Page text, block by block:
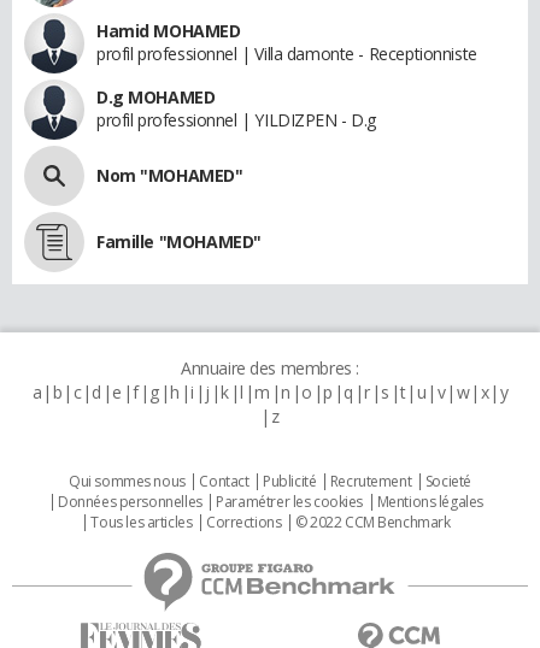
Hamid MOHAMED
profil professionnel | Villa damonte - Receptionniste
D.g MOHAMED
profil professionnel | YILDIZPEN - D.g
Nom "MOHAMED"
Famille "MOHAMED"
Annuaire des membres :
a b c d e f g h i j k l m n o p q r s t u v w x y
z
Qui sommes nous Contact Publicité Recrutement
Societé
Données personnelles
Paramétrer les cookies
Mentions légales
Tous les articles
Corrections © 2022 CCM Benchmark